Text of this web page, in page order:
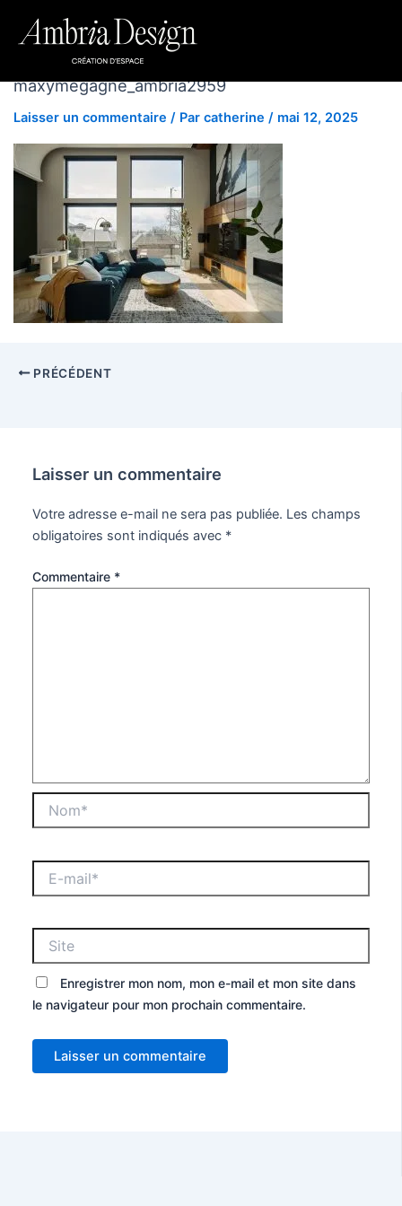
maxymegagne_ambria2959
Laisser un commentaire / Par catherine / mai 12, 2025
PRÉCÉDENT
Laisser un commentaire
Votre adresse e-mail ne sera pas publiée. Les champs
obligatoires sont indiqués avec *
Commentaire *
mail*
Enregistrer mon nom, mon e-mail et mon site dans
le navigateur pour mon prochain commentaire.